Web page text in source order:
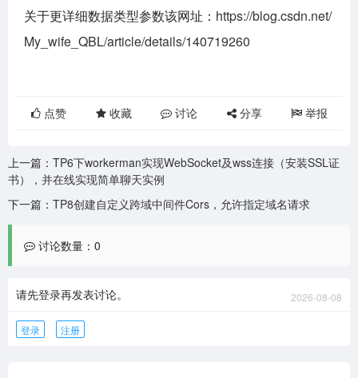
关于更详细数据类型参数该网址： https://blog.csdn.net/
My_wife_QBL/article/details/140719260
点赞 收藏 讨论 分享 举报
上一篇： TP6下workerman实现WebSocket及wss连接（安装SSL证
书），并在线实现简单聊天实例
下一篇： TP8创建自定义跨域中间件Cors，允许指定域名请求
讨论数量：0
请先登录再发表讨论。 2026-08-08
登录 注册